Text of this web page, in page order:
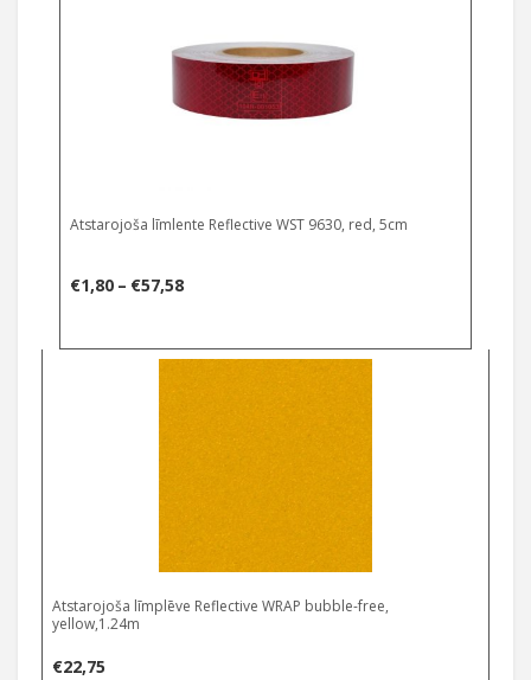
€57,58
Atstarojoša līmlente Reflective WST 9630, red, 5cm
€1,80 – €57,58Price
€1,80
Atstarojoša līmplēve Reflective WRAP bubble-free,
yellow,1.24m
€22,75